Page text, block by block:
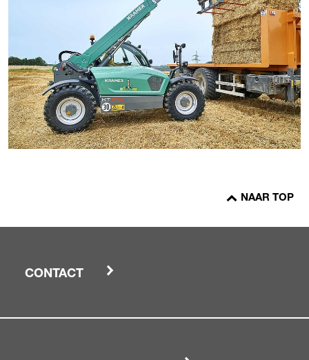
NAAR TOP
CONTACT